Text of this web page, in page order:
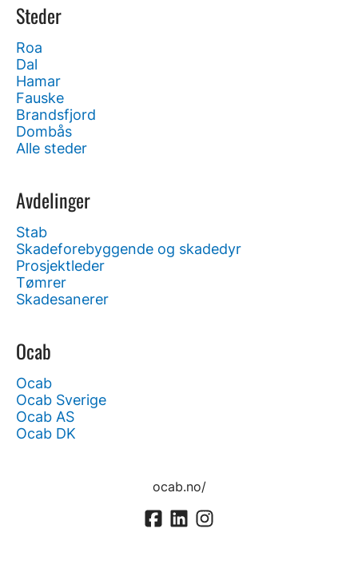
Steder
Roa
Dal
Hamar
Fauske
Brandsfjord
Dombås
Alle steder
Avdelinger
Stab
Skadeforebyggende og skadedyr
Prosjektleder
Tømrer
Skadesanerer
Ocab
Ocab
Ocab Sverige
Ocab AS
Ocab DK
ocab.no/